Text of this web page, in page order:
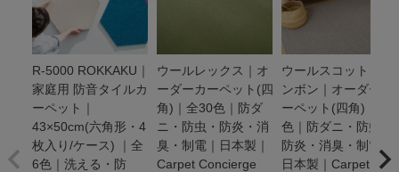
R-5000 ROKKAKU｜
家庭用 防音タイルカ
ーペット｜
43×50cm(六角形・4
枚入り/ケース) ｜全
6色｜洗える・防
ウールレックス｜オ
ーダーカーペット(四
角)｜全30色｜防ダ
ニ・防虫・防炎・消
臭・制電｜日本製｜
Carpet Concierge
ウールスコット ヘリ
ンボン｜オーダーカ
ーペット(四角)｜全3
色｜防ダニ・防虫・
防炎・消臭・制電｜
日本製｜Carpet